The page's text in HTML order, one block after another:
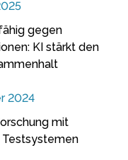
gegen
KI stärkt den
2024
mit